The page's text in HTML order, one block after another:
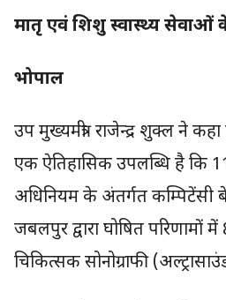
मातृ एवं शिशु स्वास्थ्य
भोपाल
उप मुख्यमंत्री राजेन्द्र शुक्ल ने
एक ऐतिहासिक उपलब्धि है कि
अधिनियम के अंतर्गत कम्पिटेंसी
जबलपुर द्वारा घोषित
चिकित्सक सोनोग्राफी